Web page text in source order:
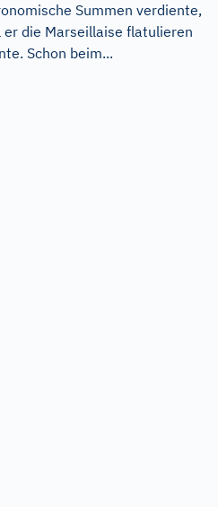
Summen verdiente,
er die Marseillaise flatulieren
Schon beim...